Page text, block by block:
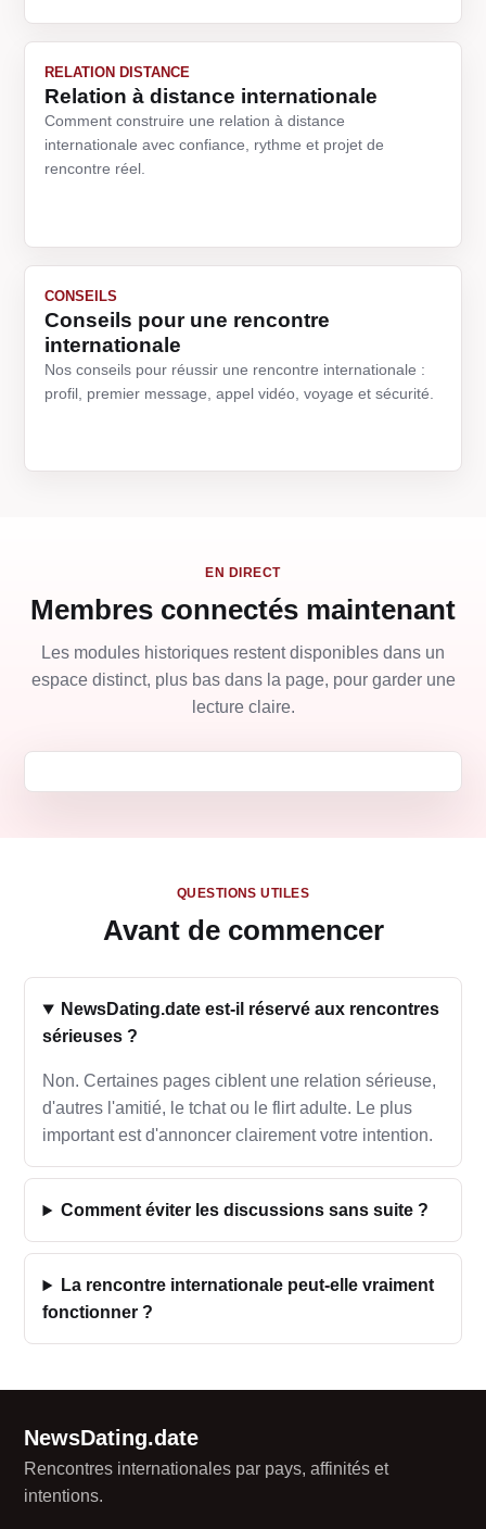
RELATION DISTANCE
Relation à distance internationale
Comment construire une relation à distance
internationale avec confiance, rythme et projet de
rencontre réel.
CONSEILS
Conseils pour une rencontre
internationale
Nos conseils pour réussir une rencontre internationale :
profil, premier message, appel vidéo, voyage et sécurité.
EN DIRECT
Membres connectés maintenant
Les modules historiques restent disponibles dans un
espace distinct, plus bas dans la page, pour garder une
lecture claire.
QUESTIONS UTILES
Avant de commencer
NewsDating.date est-il réservé aux rencontres
sérieuses ?
Non. Certaines pages ciblent une relation sérieuse,
d'autres l'amitié, le tchat ou le flirt adulte. Le plus
important est d'annoncer clairement votre intention.
Comment éviter les discussions sans suite ?
La rencontre internationale peut-elle vraiment
fonctionner ?
NewsDating.date
Rencontres internationales par pays, affinités et
intentions.